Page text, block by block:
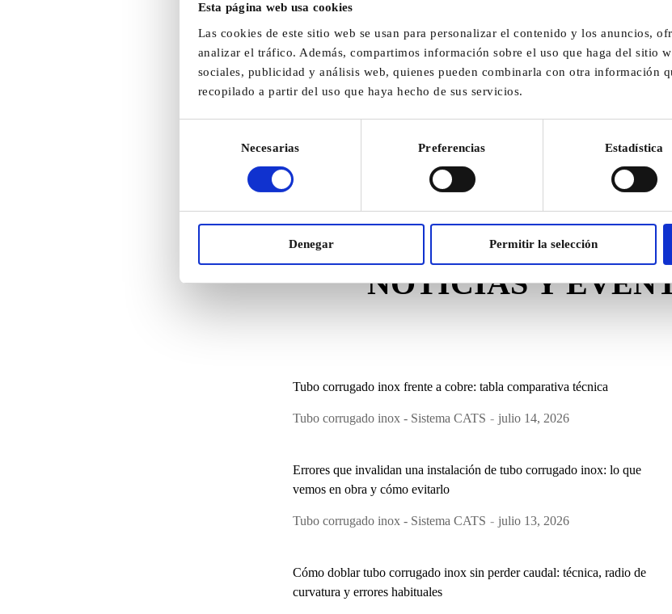
Esta página web usa cookies
Las cookies de este sitio web se usan para personalizar el contenido y los anuncios,
analizar el tráfico. Además, compartimos información sobre el uso que haga del sitio
sociales, publicidad y análisis web, quienes pueden combinarla con otra información
recopilado a partir del uso que haya hecho de sus servicios.
consentimiento
Necesarias Preferencias Estadística
Denegar Permitir la selección
de alta calidad.
Cada proceso —de la
fiabilidad, la
Fabricamos
NOTICIAS Y
Tubo corrugado inox frente a cobre: tabla comparativa técnica
Tubo corrugado inox - Sistema CATS julio 14, 2026
Errores que invalidan una instalación de tubo corrugado inox: lo que
vemos en obra y cómo evitarlo
Tubo corrugado inox - Sistema CATS julio 13, 2026
Cómo doblar tubo corrugado inox sin perder caudal: técnica, radio de
curvatura y errores habituales